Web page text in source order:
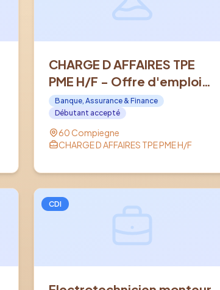
CHARGE D AFFAIRES TPE
PME H/F - Offre d'emploi
en CDI à COMPIEGNE (60)
Banque, Assurance & Finance
Débutant accepté
60 Compiegne
CHARGE D AFFAIRES TPE PME H/F
CDI